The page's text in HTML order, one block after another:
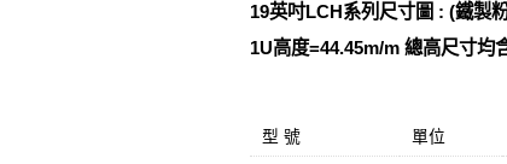
19英吋LCH系列尺寸圖 : (鐵製
1U高度=44.45m/m 總高尺寸均
型 號 單位